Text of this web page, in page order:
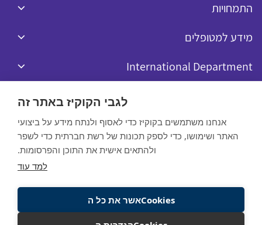
לגבי הקוקיז באתר זה
אנחנו משתמשים בקוקיז כדי לאסוף ולנתח מידע על ביצועי
האתר ושימושו, כדי לספק תכונות של רשת חברתית כדי לשפר
ולהתאים אישית את התוכן והפרסומות.
למד עוד
Cookiesאשר את כל ה
התמחויות
מידע למטופלים
International Department
כל הזכויות שמורות לרפאל © 2020
תנאי שימוש באתר